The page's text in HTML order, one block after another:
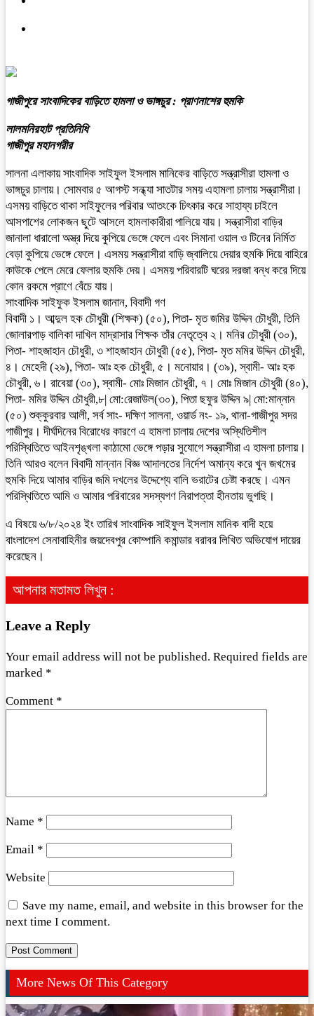
গাজীপুরে সাংবাদিকের বাড়িতে হামলা ও ভাঙ্গচুর : প্রাণনাশের হুমকি
লালমনিরহাট প্রতিনিধি
গাজীপুর মহানগরীর
সালনা এলাকায় সাংবাদিক সাইফুল ইসলাম মানিকের বাড়িতে সন্ত্রাসীরা হামলা ও
ভাঙ্গচুর চালায়। সোমবার ৫ আগস্ট সন্ধ্যা সাতটার সময় এহামলা চালায় সন্ত্রাসীরা।
এসময় বাড়িতে থাকা সাইফুলের পরিবার আতংকে চিৎকার করে সাহায্য চাইলে
আসপাশের লোকজন ছুটে আসলে হামলাকারীরা পালিয়ে যায়। সন্ত্রাসীরা বাড়ির
জানালা ধারালো অস্ত্র দিয়ে কুপিয়ে ভেঙ্গে ফেলে এবং সিমানা ওয়াল ও টিনের নির্মিত
বেড়া কুপিয়ে ভেঙ্গে ফেলে। এসময় সন্ত্রাসীরা বাড়ি জ্বালিয়ে দেয়ার হুমকি দিয়ে বাহিরে
কাউকে পেলে মেরে ফেলার হুমকি দেয়। এসময় পরিবারটি ঘরের দরজা বন্ধ করে দিয়ে
কোন রকমে প্রাণে বেঁচে যায়।
সাংবাদিক সাইফুক ইসলাম জানান, বিবাদী গণ
বিবাদী ১। আব্দুল হক চৌধুরী (শিক্ষক) (৫০), পিতা- মৃত জমির উদ্দিন চৌধুরী, তিনি
জোলারপাড় বালিকা দাখিল মাদ্রাসার শিক্ষক তাঁর নেতৃত্বে ২। মনির চৌধুরী (৩০),
পিতা- শাহজাহান চৌধুরী, ৩ শাহজাহান চৌধুরী (৫৫), পিতা- মৃত মমির উদ্দিন চৌধুরী,
৪। মেহেদী (২৯), পিতা- আঃ হক চৌধুরী, ৫। মনোয়ার। (৩৯), স্বামী- আঃ হক
চৌধুরী, ৬। রাবেয়া (৩০), স্বামী- মোঃ মিজান চৌধুরী, ৭। মোঃ মিজান চৌধুরী (৪০),
পিতা- মমির উদ্দিন চৌধুরী,৮| মো:রেজাউল(৩০), পিতা ছফুর উদ্দিন ৯| মো:মান্নান
(৫০) শুক্কুরবার আলী, সর্ব সাং- দক্ষিণ সালনা, ওয়ার্ড নং- ১৯, থানা-গাজীপুর সদর
গাজীপুর। দীর্ঘদিনের বিরোধের কারণে এ হামলা চালায় দেশের অস্থিতিশীল
পরিস্থিতিতে আইনশৃঙ্খলা কাঠামো ভেঙ্গে পড়ার সুযোগে সন্ত্রাসীরা এ হামলা চালায়।
তিনি আরও বলেন বিবাদী মান্নান বিজ্ঞ আদালতের নির্দেশ অমান্য করে খুন জখমের
হুমকি দিয়ে আমার বাড়ির জমি দখলের উদ্দেশ্যে বালি ভরাটের চেষ্টা করছে। এমন
পরিস্থিতিতে আমি ও আমার পরিবারের সদস্যগণ নিরাপত্তা হীনতায় ভুগছি।
এ বিষয়ে ৬/৮/২০২৪ ইং তারিখ সাংবাদিক সাইফুল ইসলাম মানিক বাদী হয়ে
বাংলাদেশ সেনাবাহিনীর জয়দেবপুর কোম্পানি কমান্ডার বরাবর লিখিত অভিযোগ দায়ের
করেছেন।
আপনার মতামত লিখুন :
Leave a Reply
Your email address will not be published. Required fields are
marked *
Comment *
Name *
Email *
Website
Save my name, email, and website in this browser for the
next time I comment.
More News Of This Category